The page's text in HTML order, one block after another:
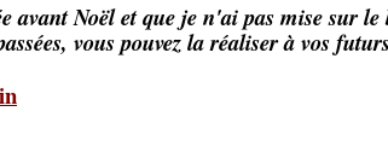
avant Noël et que je n'ai pas mise sur
vous pouvez la réaliser à vos